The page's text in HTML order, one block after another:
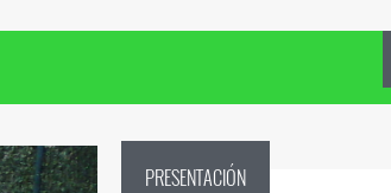
PRESENTACIÓN